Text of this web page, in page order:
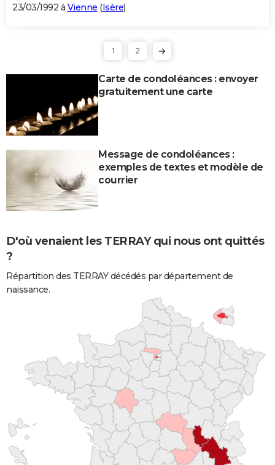
23/03/1992 à Vienne (Isère)
1 2
Carte de condoléances : envoyer
gratuitement une carte
Message de condoléances :
exemples de textes et modèle de
courrier
D'où venaient les TERRAY qui nous ont quittés
?
Répartition des TERRAY décédés par département de
naissance.